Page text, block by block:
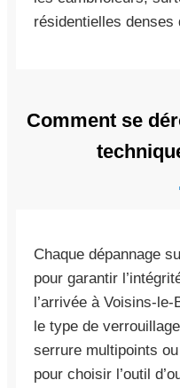
résidentielles denses
Comment se
Chaque dépannage
pour garantir
l’arrivée à Voisins-
le type de
serrure multipoints
pour choisir l’outil